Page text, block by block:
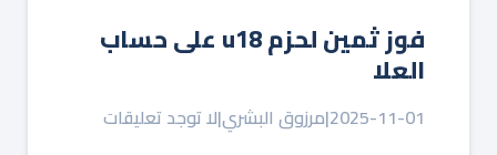
فوز ثمين لحزم u18 على حساب
العلا
2025-11-01
|مرزوق البشري|لا توجد تعليقات